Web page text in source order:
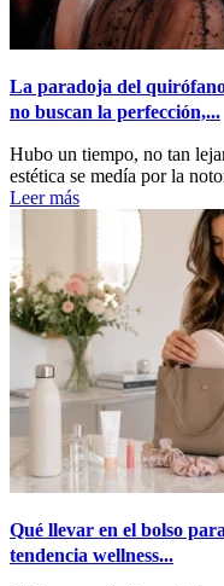
La paradoja del
no buscan la perfección,...
Hubo un tiempo, no tan
estética se medía por la
Leer más
Qué llevar en el bolso
tendencia wellness...